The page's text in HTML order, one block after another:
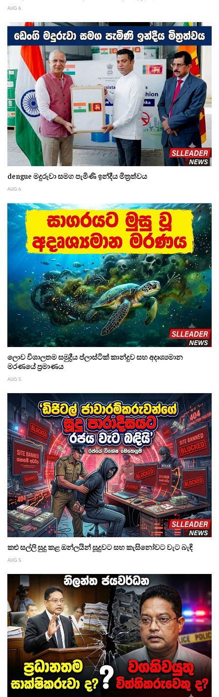
AUG 6
dengue මදුරුවා සමග පැමිණි ඉන්දීය මිත්‍රත්වය
AUG 6
ලොව විශාලතම සමුද්‍රීය ප්ලාස්ටික් කාන්දුව සහ අදෘශ්‍යමාන
මරණයේ ප්‍රමාණය
AUG 5
කළු සල්ලි සුදු කළ ඔන්ලයින් සූදුවට සහ කැසිනෝවට වැට බැඳි
AUG 5